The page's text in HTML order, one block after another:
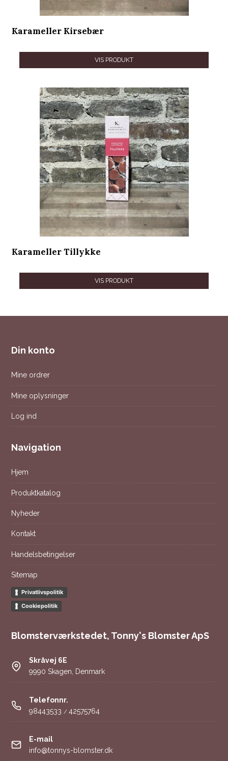
Karameller Kirsebær
VIS PRODUKT
Karameller Tillykke
VIS PRODUKT
Din konto
Mine ordrer
Mine oplysninger
Log ind
Navigation
Hjem
Produktkatalog
Nyheder
Kontakt
Handelsbetingelser
Sitemap
Privatlivspolitik
Cookiepolitik
Blomsterværkstedet, Tonny's Blomster ApS
Skråvej 6E
9990 Skagen, Denmark
Telefonnr.
98443533 /42575764
E-mail
info@tonnys-blomster.dk